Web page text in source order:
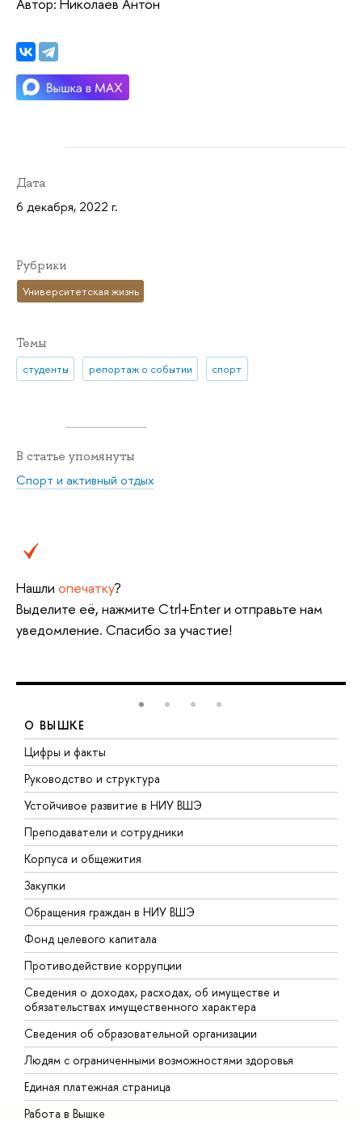
Дата
6 декабря, 2022 г.
Рубрики
Университетская жизнь
Темы
студенты репортаж о событии спорт
В статье упомянуты
Спорт и активный отдых
Нашли опечатку?
Выделите её, нажмите Ctrl+Enter и отправьте нам
уведомление. Спасибо за участие!
О ВЫШКЕ
Цифры и факты
Руководство и структура
Устойчивое развитие в НИУ ВШЭ
Преподаватели и сотрудники
Корпуса и общежития
Закупки
Обращения граждан в НИУ ВШЭ
Фонд целевого капитала
Противодействие коррупции
Сведения о доходах, расходах, об имуществе и
обязательствах имущественного характера
Сведения об образовательной организации
Людям с ограниченными возможностями здоровья
Единая платежная страница
Работа в Вышке